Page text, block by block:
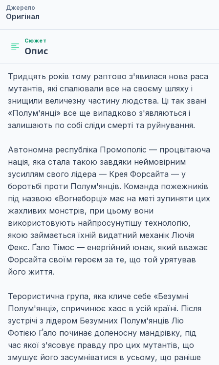
Джерело
Оригінал
Сюжет
Опис
Тридцять років тому раптово з'явилася нова раса
мутантів, які спалювали все на своєму шляху і
знищили величезну частину людства. Ці так звані
«Полум'янці» все ще випадково з'являються і
залишають по собі сліди смерті та руйнування.
Автономна республіка Промополіс — процвітаюча
нація, яка стала такою завдяки неймовірним
зусиллям свого лідера — Крея Форсайта — у
боротьбі проти Полум'янців. Команда пожежників
під назвою «Вогнеборці» має на меті зупиняти цих
жахливих монстрів, при цьому вони
використовують найпросунутішу технологію,
якою займається їхній видатний механік Лючія
Фекс. Ґало Тімос — енергійний юнак, який вважає
Форсайта своїм героєм за те, що той урятував
його життя.
Терористична група, яка кличе себе «Безумні
Полум'янці», спричинює хаос в усій країні. Після
зустрічі з лідером Безумних Полум'янців Ліо
Фотією Ґало починає доленосну мандрівку, під
час якої з'ясовує правду про цих мутантів, що
змушує його засумніватися в усьому, що раніше